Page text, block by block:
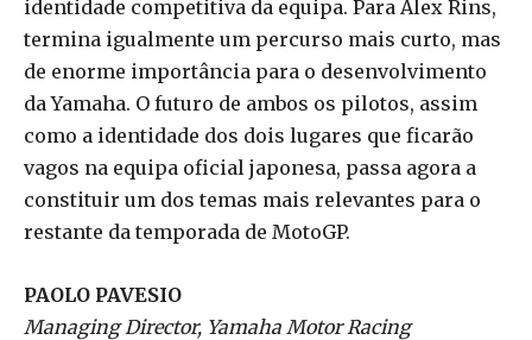
identidade competitiva da equipa. Para Álex Rins,
termina igualmente um percurso mais curto, mas
de enorme importância para o desenvolvimento
da Yamaha. O futuro de ambos os pilotos, assim
como a identidade dos dois lugares que ficarão
vagos na equipa oficial japonesa, passa agora a
constituir um dos temas mais relevantes para o
restante da temporada de MotoGP.
PAOLO PAVESIO
Managing Director, Yamaha Motor Racing